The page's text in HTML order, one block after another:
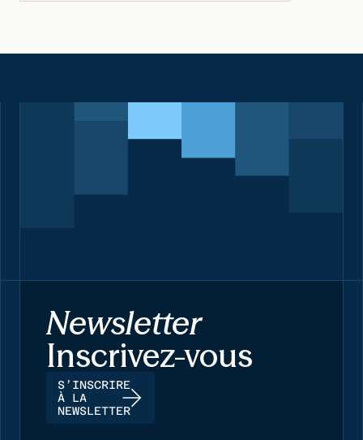
Newsletter
Inscrivez-vous
S’INSCRIRE
À LA
NEWSLETTER